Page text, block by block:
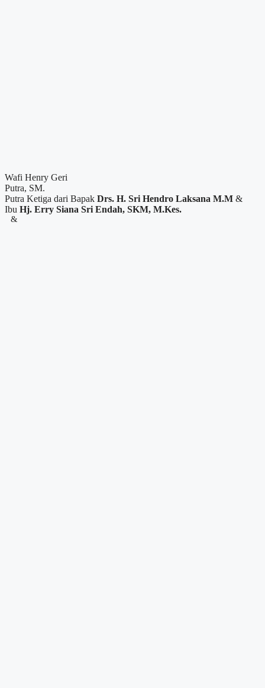
Wafi Henry Geri
Putra, SM.
Putra Ketiga dari Bapak Drs. H. Sri Hendro Laksana M.M &
Ibu Hj. Erry Siana Sri Endah, SKM, M.Kes. ​
&